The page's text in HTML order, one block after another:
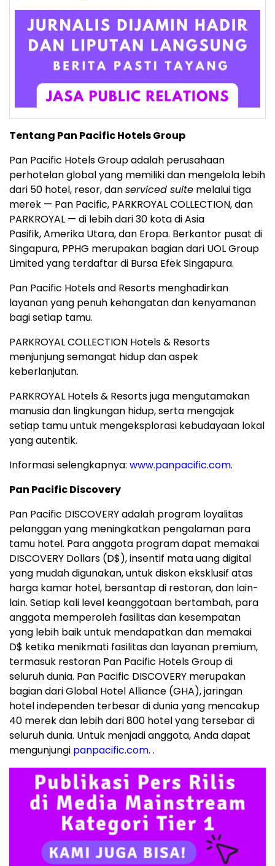
Tentang Pan Pacific Hotels Group
Pan Pacific Hotels Group adalah perusahaan
perhotelan global yang memiliki dan mengelola lebih
dari 50 hotel, resor, danserviced suite melalui tiga
merek — Pan Pacific, PARKROYAL COLLECTION, dan
PARKROYAL — di lebih dari 30 kota di Asia
Pasifik, Amerika Utara, dan Eropa. Berkantor pusat di
Singapura, PPHG merupakan bagian dari UOL Group
Limited yang terdaftar di Bursa Efek Singapura.
Pan Pacific Hotels and Resorts menghadirkan
layanan yang penuh kehangatan dan kenyamanan
bagi setiap tamu.
PARKROYAL COLLECTION Hotels & Resorts
menjunjung semangat hidup dan aspek
keberlanjutan.
PARKROYAL Hotels & Resorts juga mengutamakan
manusia dan lingkungan hidup, serta mengajak
setiap tamu untuk mengeksplorasi kebudayaan lokal
yang autentik.
Informasi selengkapnya: www.panpacific.com.
Pan Pacific Discovery
Pan Pacific DISCOVERY adalah program loyalitas
pelanggan yang meningkatkan pengalaman para
tamu hotel. Para anggota program dapat memakai
DISCOVERY Dollars (D$), insentif mata uang digital
yang mudah digunakan, untuk diskon eksklusif atas
harga kamar hotel, bersantap di restoran, dan lain-
lain. Setiap kali level keanggotaan bertambah, para
anggota memperoleh fasilitas dan kesempatan
yang lebih baik untuk mendapatkan dan memakai
D$ ketika menikmati fasilitas dan layanan premium,
termasuk restoran Pan Pacific Hotels Group di
seluruh dunia. Pan Pacific DISCOVERY merupakan
bagian dari Global Hotel Alliance (GHA), jaringan
hotel independen terbesar di dunia yang mencakup
40 merek dan lebih dari 800 hotel yang tersebar di
seluruh dunia. Untuk menjadi anggota, Anda dapat
mengunjungi panpacific.com. .